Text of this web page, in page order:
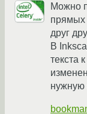
Можно
прямых
друг
В
текста
нужную